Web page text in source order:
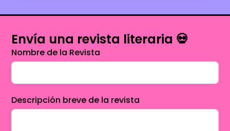
Envía una revista literaria 💀
Nombre de la Revista
Descripción breve de la revista